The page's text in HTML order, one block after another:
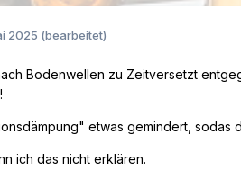
2025 (bearbeitet)
Bodenwellen zu Zeitversetzt
etwas gemindert,
ich das nicht erklären.